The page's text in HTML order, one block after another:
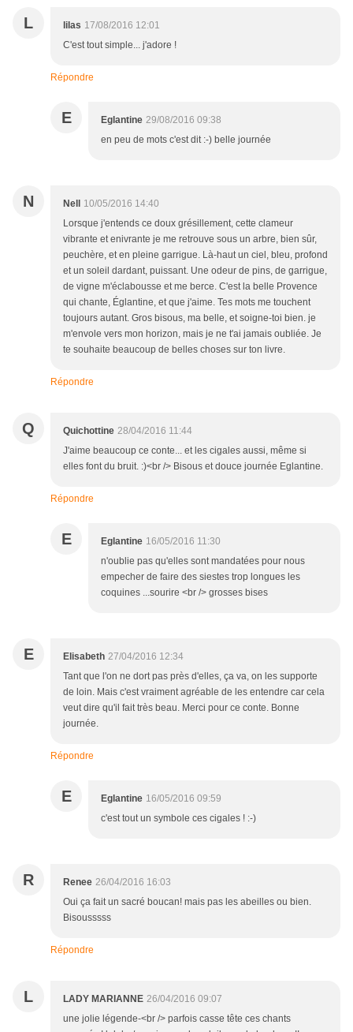
L lilas 17/08/2016 12:01
C'est tout simple... j'adore !
Répondre
E Eglantine 29/08/2016 09:38
en peu de mots c'est dit :-) belle journée
N Nell
10/05/2016 14:40
Lorsque j'entends ce doux grésillement, cette clameur
vibrante et enivrante je me retrouve sous un arbre, bien sûr,
peuchère, et en pleine garrigue. Là-haut un ciel, bleu, profond
et un soleil dardant, puissant. Une odeur de pins, de garrigue,
de vigne m'éclabousse et me berce. C'est la belle Provence
qui chante, Églantine, et que j'aime. Tes mots me touchent
toujours autant. Gros bisous, ma belle, et soigne-toi bien. je
m'envole vers mon horizon, mais je ne t'ai jamais oubliée. Je
te souhaite beaucoup de belles choses sur ton livre.
Répondre
Q Quichottine 28/04/2016 11:44
J'aime beaucoup ce conte... et les cigales aussi, même si
elles font du bruit. :)<br /> Bisous et douce journée Eglantine.
Répondre
E Eglantine 16/05/2016 11:30
n'oublie pas qu'elles sont mandatées pour nous
empecher de faire des siestes trop longues les
coquines ...sourire <br /> grosses bises
E Elisabeth 27/04/2016 12:34
Tant que l'on ne dort pas près d'elles, ça va, on les supporte
de loin. Mais c'est vraiment agréable de les entendre car cela
veut dire qu'il fait très beau. Merci pour ce conte. Bonne
journée.
Répondre
E Eglantine 16/05/2016 09:59
c'est tout un symbole ces cigales ! :-)
R Renee 26/04/2016 16:03
Oui ça fait un sacré boucan! mais pas les abeilles ou bien.
Bisousssss
Répondre
L LADY MARIANNE 26/04/2016 09:07
une jolie légende-<br /> parfois casse tête ces chants